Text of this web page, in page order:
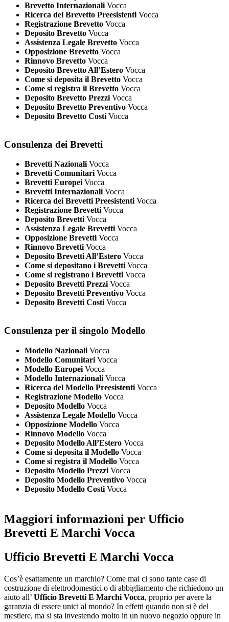
Brevetto Internazionali Vocca
Ricerca del Brevetto Preesistenti Vocca
Registrazione Brevetto Vocca
Deposito Brevetto Vocca
Assistenza Legale Brevetto Vocca
Opposizione Brevetto Vocca
Rinnovo Brevetto Vocca
Deposito Brevetto All’Estero Vocca
Come si deposita il Brevetto Vocca
Come si registra il Brevetto Vocca
Deposito Brevetto Prezzi Vocca
Deposito Brevetto Preventivo Vocca
Deposito Brevetto Costi Vocca
Consulenza dei Brevetti
Brevetti Nazionali Vocca
Brevetti Comunitari Vocca
Brevetti Europei Vocca
Brevetti Internazionali Vocca
Ricerca dei Brevetti Preesistenti Vocca
Registrazione Brevetti Vocca
Deposito Brevetti Vocca
Assistenza Legale Brevetti Vocca
Opposizione Brevetti Vocca
Rinnovo Brevetti Vocca
Deposito Brevetti All’Estero Vocca
Come si depositano i Brevetti Vocca
Come si registrano i Brevetti Vocca
Deposito Brevetti Prezzi Vocca
Deposito Brevetti Preventivo Vocca
Deposito Brevetti Costi Vocca
Consulenza per il singolo Modello
Modello Nazionali Vocca
Modello Comunitari Vocca
Modello Europei Vocca
Modello Internazionali Vocca
Ricerca del Modello Preesistenti Vocca
Registrazione Modello Vocca
Deposito Modello Vocca
Assistenza Legale Modello Vocca
Opposizione Modello Vocca
Rinnovo Modello Vocca
Deposito Modello All’Estero Vocca
Come si deposita il Modello Vocca
Come si registra il Modello Vocca
Deposito Modello Prezzi Vocca
Deposito Modello Preventivo Vocca
Deposito Modello Costi Vocca
Maggiori informazioni per Ufficio
Brevetti E Marchi Vocca
Ufficio Brevetti E Marchi Vocca
Cos’è esattamente un marchio? Come mai ci sono tante case di
costruzione di elettrodomestici o di abbigliamento che richiedono un
aiuto all’ Ufficio Brevetti E Marchi Vocca, proprio per avere la
garanzia di essere unici al mondo? In effetti quando non si è del
mestiere, ma si sta investendo molto in un nuovo negozio oppure in